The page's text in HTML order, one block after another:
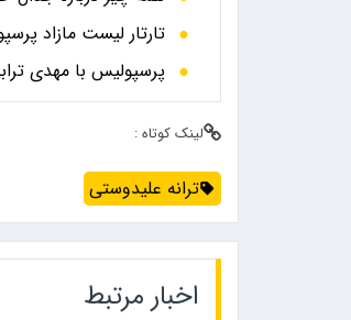
تارتار لیست مازاد
پرسپولیس با مهدی
لینک کوتاه :
ترانه علیدوستی
اخبار مرتبط